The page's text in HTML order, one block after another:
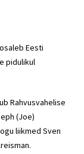
Eesti
pidulikul
Rahvusvahelise
(Joe)
liikmed Sven